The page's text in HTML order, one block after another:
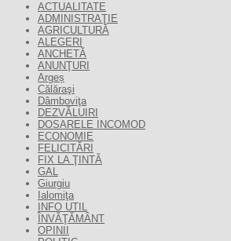
ACTUALITATE
ADMINISTRAŢIE
AGRICULTURĂ
ALEGERI
ANCHETĂ
ANUNŢURI
Argeș
Călăraşi
Dâmboviţa
DEZVĂLUIRI
DOSARELE INCOMOD
ECONOMIE
FELICITĂRI
FIX LA ŢINTĂ
GAL
Giurgiu
Ialomiţa
INFO UTIL
ÎNVĂŢĂMÂNT
OPINII